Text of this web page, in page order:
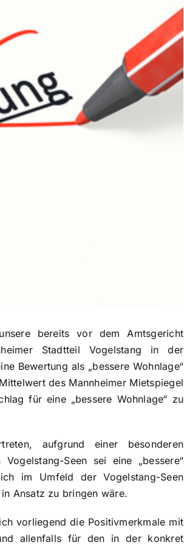
bereits vor dem Amtsgericht
Stadtteil Vogelstang in der
Bewertung als „bessere Wohnlage“
des Mannheimer Mietspiegel
für eine „bessere Wohnlage“ zu
aufgrund einer besonderen
Seen sei eine „bessere“
im Umfeld der Vogelstang-Seen
Ansatz zu bringen wäre.
vorliegend die Positivmerkmale mit
allenfalls für den in der konkret